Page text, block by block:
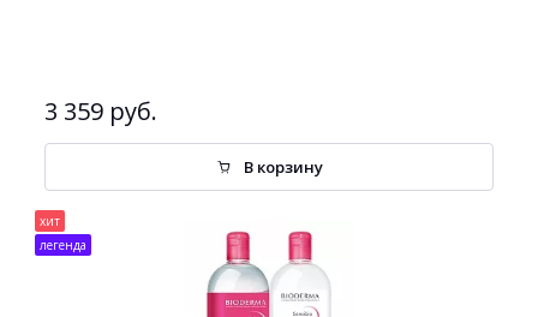
3 359 руб.
В корзину
хит
легенда